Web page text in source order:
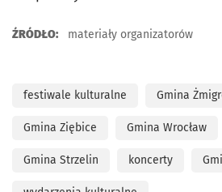
ŹRÓDŁO: materiały organizatorów
festiwale kulturalne Gmina
Gmina Ziębice Gmina Wrocław
Gmina Strzelin koncerty